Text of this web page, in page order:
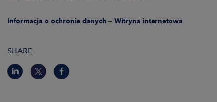
Informacja o ochronie danych — Witryna internetowa
SHARE